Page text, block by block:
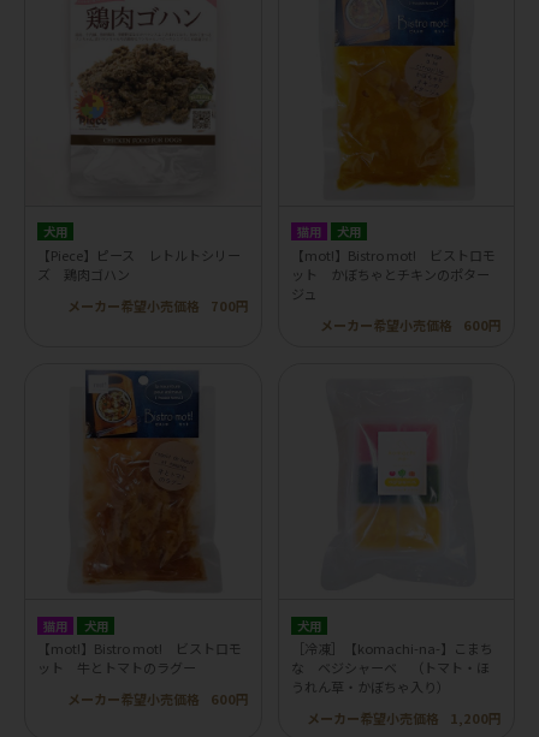
犬用
【Piece】ピース レトルトシリー
ズ 鶏肉ゴハン
メーカー希望小売価格
700円
猫用 犬用
【mot!】Bistro mot! ビストロモ
ット かぼちゃとチキンのポター
ジュ
メーカー希望小売価格
600円
猫用 犬用
【mot!】Bistro mot! ビストロモ
ット 牛とトマトのラグー
メーカー希望小売価格
600円
犬用
［冷凍］【komachi-na-】こまち
な ベジシャーベ （トマト・ほ
うれん草・かぼちゃ入り）
メーカー希望小売価格
1,200円